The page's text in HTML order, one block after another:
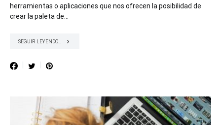
herramientas o aplicaciones que nos ofrecen la posibilidad de
crear la paleta de…
SEGUIR LEYENDO...